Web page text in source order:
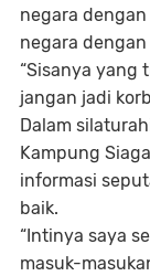
negara
negara dengan
“Sisanya yang
jangan jadi
Dalam
Kampung
informasi
baik.
“Intinya saya
masuk-